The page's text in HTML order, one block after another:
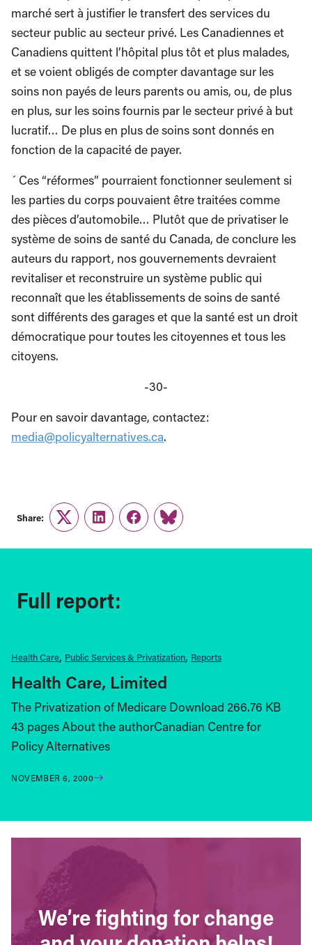
marché sert à justifier le transfert des services du
secteur public au secteur privé. Les Canadiennes et
Canadiens quittent l’hôpital plus tôt et plus malades,
et se voient obligés de compter davantage sur les
soins non payés de leurs parents ou amis, ou, de plus
en plus, sur les soins fournis par le secteur privé à but
lucratif… De plus en plus de soins sont donnés en
fonction de la capacité de payer.
´ Ces “réformes” pourraient fonctionner seulement si
les parties du corps pouvaient être traitées comme
des pièces d’automobile… Plutôt que de privatiser le
système de soins de santé du Canada, de conclure les
auteurs du rapport, nos gouvernements devraient
revitaliser et reconstruire un système public qui
reconnaît que les établissements de soins de santé
sont différents des garages et que la santé est un droit
démocratique pour toutes les citoyennes et tous les
citoyens.
-30-
Pour en savoir davantage, contactez:
media@policyalternatives.ca.
Share:
TwitterLinkedInFacebook
Link
Full report:
Health Care Public Services & Privatization Reports
Health Care, Limited
The Privatization of Medicare Download 266.76 KB
43 pages About the authorCanadian Centre for
Policy Alternatives
NOVEMBER 6, 2000
We’re fighting for change